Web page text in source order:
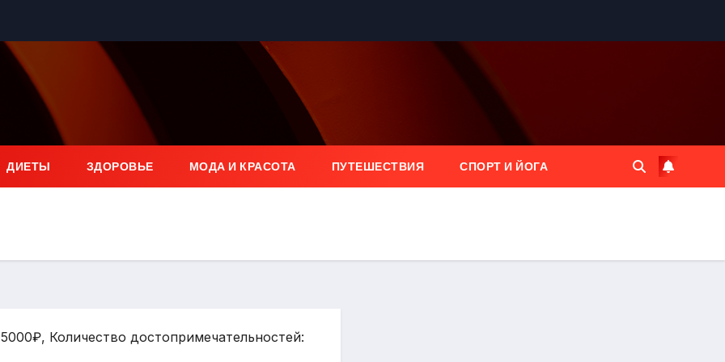
ДИЕТЫ ЗДОРОВЬЕ МОДА И КРАСОТА ПУТЕШЕСТВИЯ СПОРТ И ЙОГА
Количество достопримечательностей: